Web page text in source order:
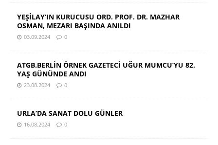
YEŞİLAY’IN KURUCUSU ORD. PROF. DR. MAZHAR
OSMAN, MEZARI BAŞINDA ANILDI
03.09.2024 0
ATGB.BERLİN ÖRNEK GAZETECİ UĞUR MUMCU’YU 82.
YAŞ GÜNÜNDE ANDI
23.08.2024 0
URLA’DA SANAT DOLU GÜNLER
16.08.2024 0